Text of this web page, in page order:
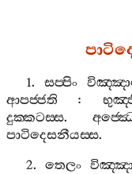
1. සප‍්පිං
ආපජ‍්ජති :
දුක‍්කටස‍්ස.
පාටිදෙසනීයස‍්ස.
2. තෙලං